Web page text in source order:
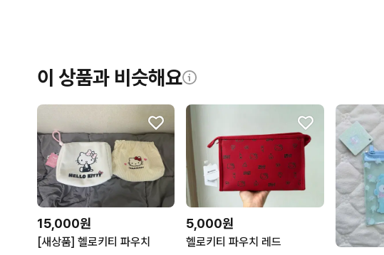
이 상품과 비슷해요
15,000원
[새상품] 헬로키티 파우치
5,000원
헬로키티 파우치 레드